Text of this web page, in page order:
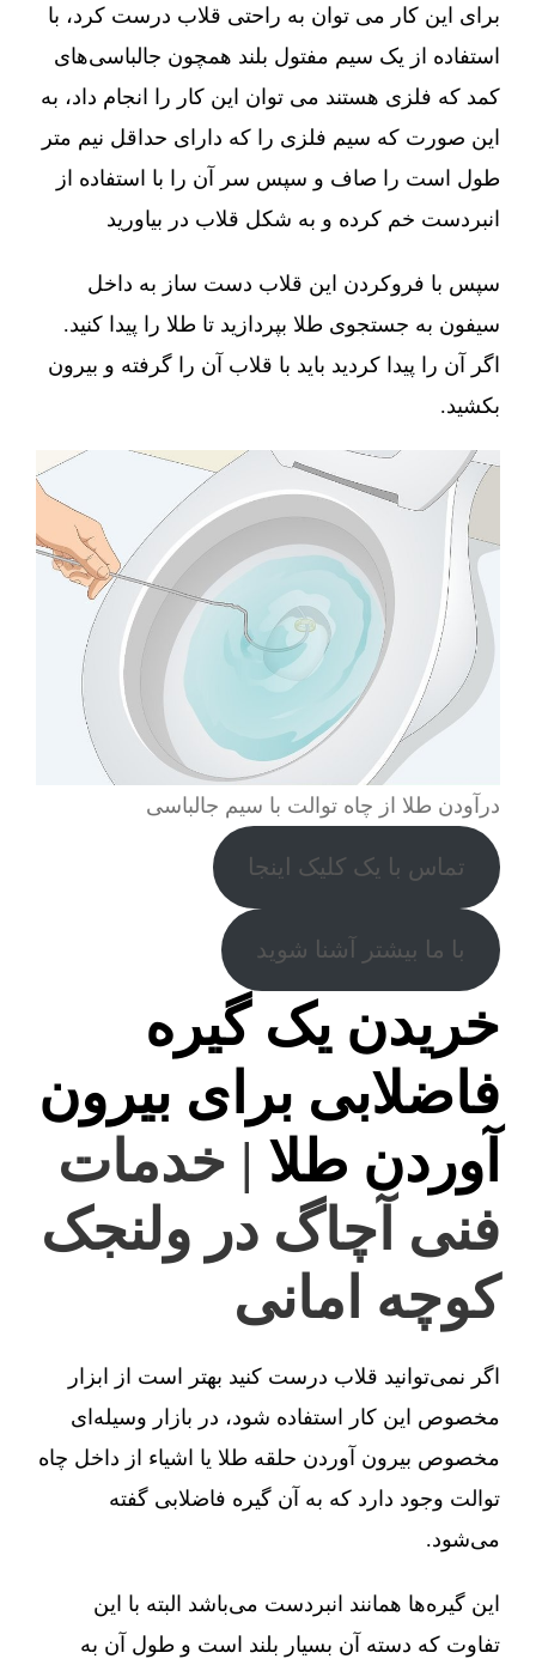
برای این کار می توان به راحتی قلاب درست کرد، با
استفاده از یک سیم مفتول بلند همچون جالباسی‌های
کمد که فلزی هستند می توان این کار را انجام داد، به
این صورت که سیم فلزی را که دارای حداقل نیم متر
طول است را صاف و سپس سر آن را با استفاده از
انبردست خم کرده و به شکل قلاب در بیاورید
سپس با فروکردن این قلاب دست ساز به داخل
سیفون به جستجوی طلا بپردازید تا طلا را پیدا کنید.
اگر آن را پیدا کردید باید با قلاب آن را گرفته و بیرون
بکشید.
درآودن طلا از چاه توالت با سیم جالباسی
تماس با یک کلیک اینجا
با ما بیشتر آشنا شوید
خریدن یک گیره
فاضلابی برای بیرون
آوردن طلا | خدمات
فنی آچاگ در ولنجک
کوچه امانی
اگر نمی‌توانید قلاب درست کنید بهتر است از ابزار
مخصوص این کار استفاده شود، در بازار وسیله‌ای
مخصوص بیرون آوردن حلقه طلا یا اشیاء از داخل چاه
توالت وجود دارد که به آن گیره فاضلابی گفته
می‌شود.
این گیره‌ها همانند انبردست می‌باشد البته با این
تفاوت که دسته آن بسیار بلند است و طول آن به